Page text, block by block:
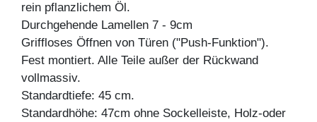
rein pflanzlichem Öl.
Durchgehende Lamellen 7 - 9cm
Griffloses Öffnen von Türen ("Push-Funktion").
Fest montiert. Alle Teile außer der Rückwand
vollmassiv.
Standardtiefe: 45 cm.
Standardhöhe: 47cm ohne Sockelleiste, Holz-oder